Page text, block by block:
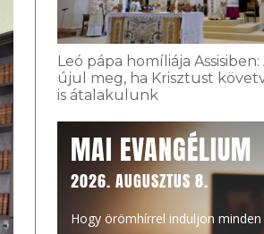
Leó pápa homíliája
újul meg, ha Krisztust
is átalakulunk
MAI EVANGÉLIUM
2026. AUGUSZTUS 8.
Hogy örömhírrel induljon minden